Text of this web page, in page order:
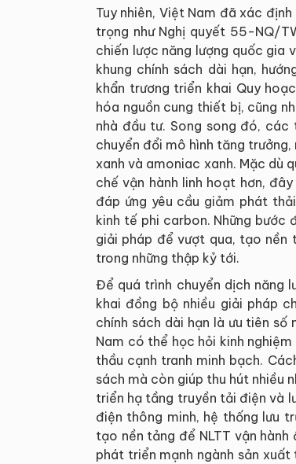
Tuy nhiên, Việt Nam đã xác
trọng như Nghị quyết 55-NQ/
chiến lược năng lượng quốc
khung chính sách dài hạn,
khẩn trương triển khai Quy
hóa nguồn cung thiết bị, cũng
nhà đầu tư. Song song đó,
chuyển đổi mô hình tăng
xanh và amoniac xanh. Mặc dù
chế vận hành linh hoạt hơn,
đáp ứng yêu cầu giảm phát
kinh tế phi carbon. Những
giải pháp để vượt qua, tạo nền
trong những thập kỷ tới.
Để quá trình chuyển dịch năng
khai đồng bộ nhiều giải pháp
chính sách dài hạn là ưu tiên
Nam có thể học hỏi kinh
thầu cạnh tranh minh bạch.
sách mà còn giúp thu hút nhiều
triển hạ tầng truyền tải điện và
điện thông minh, hệ thống lưu
tạo nền tảng để NLTT vận
phát triển mạnh ngành sản